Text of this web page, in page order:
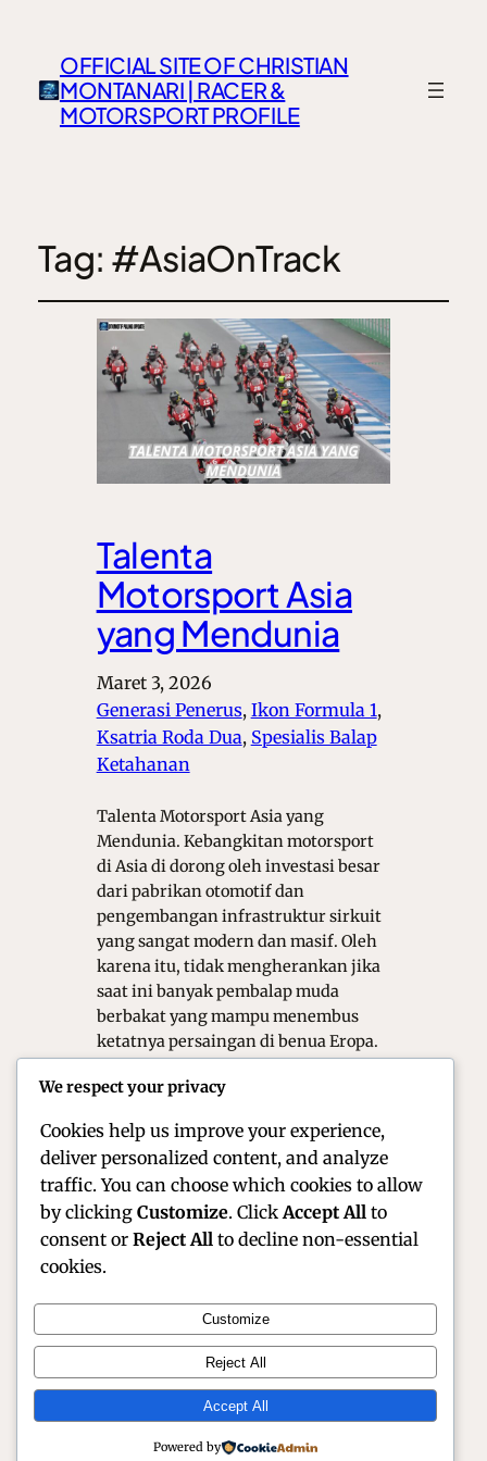
OFFICIAL SITE OF CHRISTIAN
MONTANARI | RACER &
MOTORSPORT PROFILE
Tag: #AsiaOnTrack
Talenta
Motorsport Asia
yang Mendunia
Maret 3, 2026
Generasi Penerus, Ikon Formula 1 ,
Ksatria Roda Dua, Spesialis Balap
Ketahanan
Talenta Motorsport Asia yang
Mendunia. Kebangkitan motorsport
di Asia di dorong oleh investasi besar
dari pabrikan otomotif dan
pengembangan infrastruktur sirkuit
yang sangat modern dan masif. Oleh
karena itu, tidak mengherankan jika
saat ini banyak pembalap muda
berbakat yang mampu menembus
ketatnya persaingan di benua Eropa.
kombinasi antara di siplin tinggi
Official Site of Christian Montanari | Racer &
Motorsport Profile
We respect your privacy
Cookies help us improve your experience,
deliver personalized content, and analyze
traffic. You can choose which cookies to allow
by clicking Customize. Click Accept All to
consent or Reject All to decline non-essential
cookies.
Customize
Reject All
Accept All
Powered by